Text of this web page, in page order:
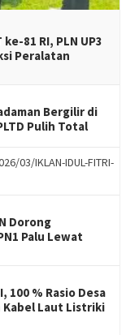
81 RI, PLN UP3
Peralatan
Bergilir di
Pulih Total
03/IKLAN-IDUL-FITRI-
Dorong
Palu Lewat
100 % Rasio Desa
Laut Listriki